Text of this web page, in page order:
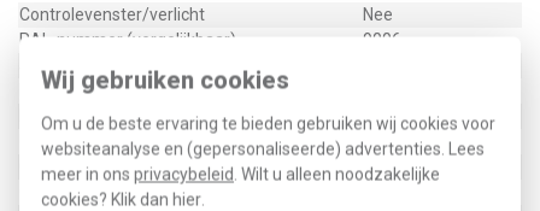
Wij gebruiken cookies
Om u de beste ervaring te bieden gebruiken wij cookies voor
websiteanalyse en (gepersonaliseerde) advertenties. Lees
meer in ons privacybeleid. Wilt u alleen noodzakelijke
cookies? Klik dan hier.
Controlevenster/verlicht
Nee
RAL-nummer (vergelijkbaar)
9006
Met indicatieveld
Met verwisselbare lens/symbool
Nee
Uitvoering oppervlakte
Mat
Geschikt voor beschermingsgraad (IP)
IP20
Geschikt voor bussysteem-toetsaansluiting